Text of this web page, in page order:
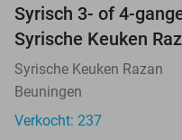
Syrisch 3- of 4-
Syrische Keuken
Syrische Keuken Razan
Beuningen
Verkocht: 237